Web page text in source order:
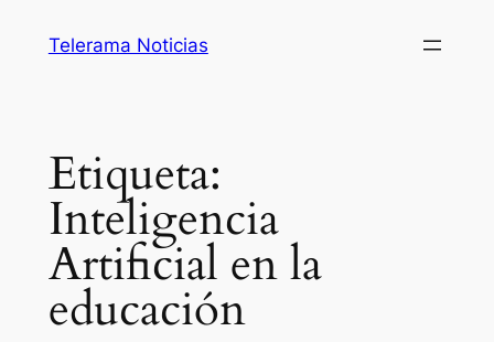
Telerama Noticias
Etiqueta:
Inteligencia
Artificial en la
educación